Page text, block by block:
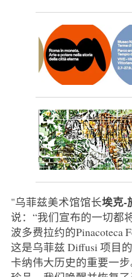
"乌菲兹美术馆馆长埃克-
说：“我们宣布的一切都
波多费拉约的Pinacoteca
这是乌菲兹 Diffusi 项目
卡纳伟大历史的重要一